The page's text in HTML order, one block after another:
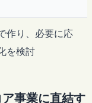
作り、必要に応
を検討
事業に直結す